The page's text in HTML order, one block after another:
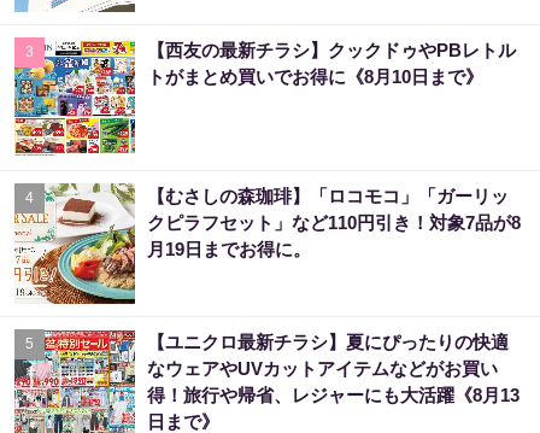
3
【西友の最新チラシ】クックドゥやPBレトル
トがまとめ買いでお得に《8月10日まで》
4
【むさしの森珈琲】「ロコモコ」「ガーリッ
クピラフセット」など110円引き！対象7品が8
月19日までお得に。
5
【ユニクロ最新チラシ】夏にぴったりの快適
なウェアやUVカットアイテムなどがお買い
得！旅行や帰省、レジャーにも大活躍《8月13
日まで》